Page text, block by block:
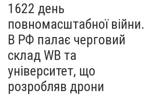
1622 день
повномасштабної війни.
В РФ палає черговий
склад WB та
університет, що
розробляв дрони